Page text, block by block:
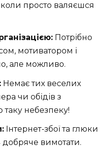
просто валяєшся
Потрібно
мотиватором і
але можливо.
Немає тих веселих
чи обідів з
небезпеку!
Інтернет-збої та глюки
вимотати.